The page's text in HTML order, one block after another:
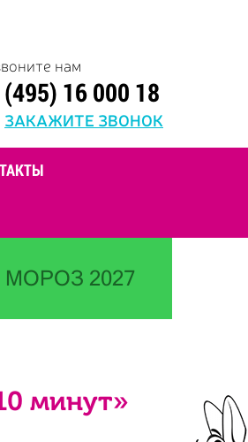
нам
16 000 18
ЗАКАЖИТЕ ЗВОНОК
2027
минут»